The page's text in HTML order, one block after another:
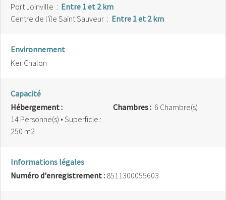
Port Joinville : Entre 1 et 2 km
Centre de l'île Saint Sauveur : Entre 1 et 2 km
Environnement
Ker Chalon
Capacité
Hébergement :
14 Personne(s) • Superficie :
250 m2
Chambres : 6 Chambre(s)
Informations légales
Numéro d'enregistrement : 8511300055603